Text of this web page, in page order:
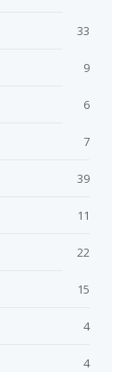
33
9
6
7
39
11
22
15
4
4